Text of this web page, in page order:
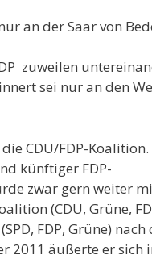
an der Saar von
zuweilen
sei nur an den
CDU/FDP-Koalition.
künftiger FDP-
zwar gern weiter
(CDU, Grüne,
FDP, Grüne) nach
2011 äußerte er sich